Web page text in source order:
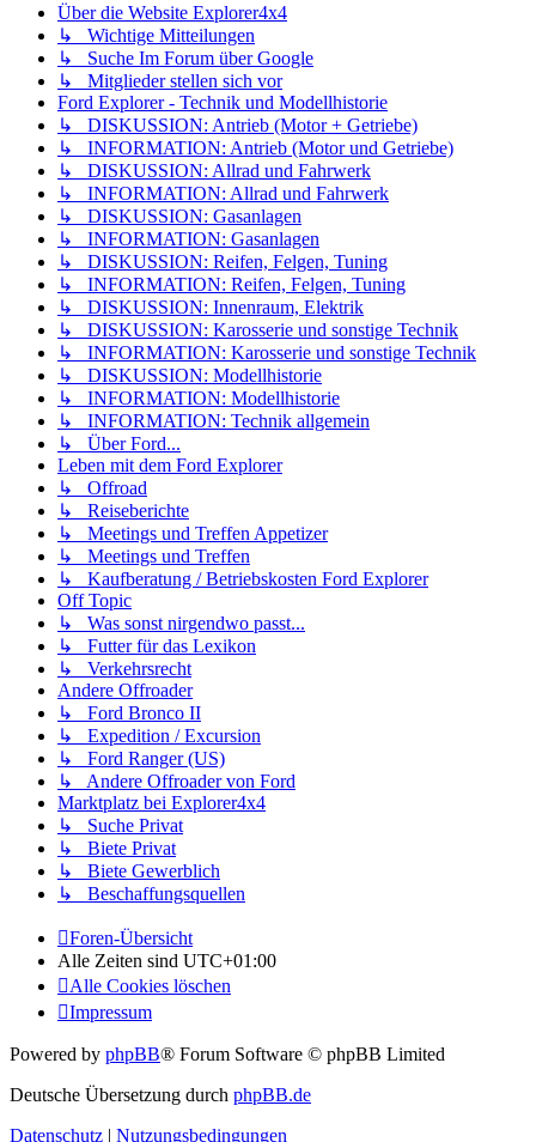
Über die Website Explorer4x4
↳ Wichtige Mitteilungen
↳ Suche Im Forum über Google
↳ Mitglieder stellen sich vor
Ford Explorer - Technik und Modellhistorie
↳ DISKUSSION: Antrieb (Motor + Getriebe)
↳ INFORMATION: Antrieb (Motor und Getriebe)
↳ DISKUSSION: Allrad und Fahrwerk
↳ INFORMATION: Allrad und Fahrwerk
↳ DISKUSSION: Gasanlagen
↳ INFORMATION: Gasanlagen
↳ DISKUSSION: Reifen, Felgen, Tuning
↳ INFORMATION: Reifen, Felgen, Tuning
↳ DISKUSSION: Innenraum, Elektrik
↳ DISKUSSION: Karosserie und sonstige Technik
↳ INFORMATION: Karosserie und sonstige Technik
↳ DISKUSSION: Modellhistorie
↳ INFORMATION: Modellhistorie
↳ INFORMATION: Technik allgemein
↳ Über Ford...
Leben mit dem Ford Explorer
↳ Offroad
↳ Reiseberichte
↳ Meetings und Treffen Appetizer
↳ Meetings und Treffen
↳ Kaufberatung / Betriebskosten Ford Explorer
Off Topic
↳ Was sonst nirgendwo passt...
↳ Futter für das Lexikon
↳ Verkehrsrecht
Andere Offroader
↳ Ford Bronco II
↳ Expedition / Excursion
↳ Ford Ranger (US)
↳ Andere Offroader von Ford
Marktplatz bei Explorer4x4
↳ Suche Privat
↳ Biete Privat
↳ Biete Gewerblich
↳ Beschaffungsquellen
Foren-Übersicht
Alle Zeiten sind UTC+01:00
Alle Cookies löschen
Impressum
Powered by phpBB® Forum Software © phpBB Limited
Deutsche Übersetzung durch phpBB.de
Datenschutz | Nutzungsbedingungen